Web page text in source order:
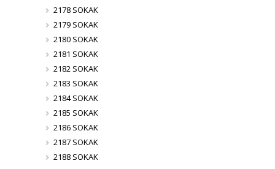
2178 SOKAK
2179 SOKAK
2180 SOKAK
2181 SOKAK
2182 SOKAK
2183 SOKAK
2184 SOKAK
2185 SOKAK
2186 SOKAK
2187 SOKAK
2188 SOKAK